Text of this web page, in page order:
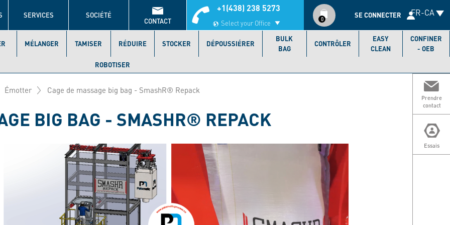
FR-CA
SERVICES SOCIÉTÉ
CONTACT
+1(438) 238 5273
Select your Office 0
utilisateur
SE CONNECTER
MÉLANGER TAMISER RÉDUIRE STOCKER DÉPOUSSIÉRER
BULK
BAG
CONTRÔLER
EASY
CLEAN
CONFINER
- OEB
ROBOTISER
Prendre
contact
Essais
Émotter Cage de massage big bag - SmashR® Repack
BIG BAG - SMASHR® REPACK